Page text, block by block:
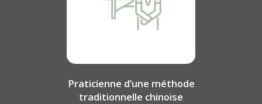
Praticienne d’une méthode
traditionnelle chinoise